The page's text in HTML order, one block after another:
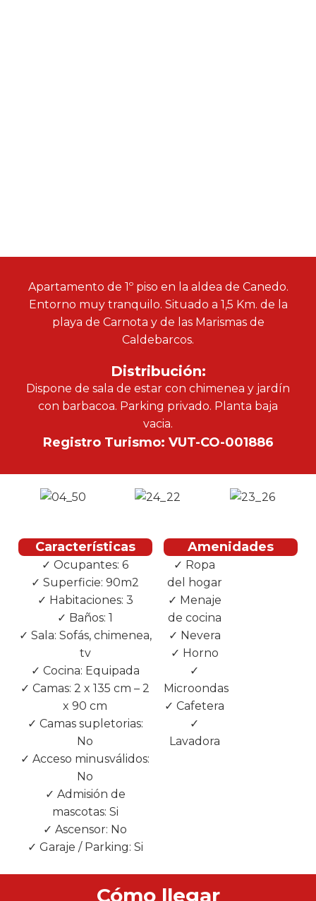
Apartamento de 1º piso en la aldea de Canedo.
Entorno muy tranquilo. Situado a 1,5 Km. de la
playa de Carnota y de las Marismas de
Caldebarcos.
Distribución:
Dispone de sala de estar con chimenea y jardín
con barbacoa. Parking privado. Planta baja
vacia.
Registro Turismo: VUT-CO-001886
Características
✓ Ocupantes: 6
✓ Superficie: 90m2
✓ Habitaciones: 3
✓ Baños: 1
✓ Sala: Sofás, chimenea,
tv
✓ Cocina: Equipada
✓ Camas: 2 x 135 cm – 2
x 90 cm
✓ Camas supletorias:
No
✓ Acceso minusválidos:
No
✓ Admisión de
mascotas: Si
✓ Ascensor: No
✓ Garaje / Parking: Si
Amenidades
✓ Ropa
del hogar
✓ Menaje
de cocina
✓ Nevera
✓ Horno
✓
Microondas
✓ Cafetera
✓
Lavadora
Cómo llegar